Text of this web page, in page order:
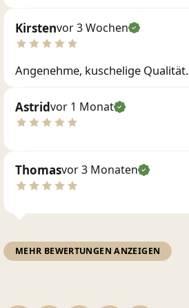
Kirstenvor 3 Wochen
Angenehme, kuschelige Qualität.
Astridvor 1 Monat
Thomasvor 3 Monaten
MEHR BEWERTUNGEN ANZEIGEN